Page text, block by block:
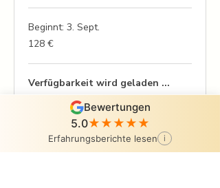
Beginnt: 3. Sept.
128
Euro
128 €
Verfügbarkeit wird geladen ...
Jetzt buchen
Bewertungen
5.0★★★★★
Erfahrungsberichte lesen i